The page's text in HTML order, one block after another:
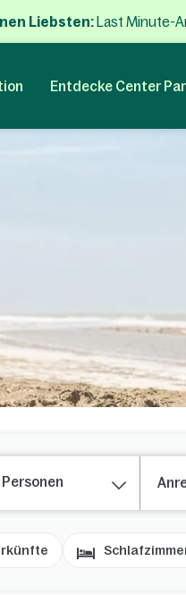
Liebsten: Last Minute-
Entdecke Center
Personen